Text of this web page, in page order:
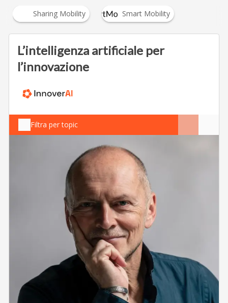
Sharing Mobility Smart Mobility
…
L’intelligenza artificiale per
l’innovazione
Filtra per topic